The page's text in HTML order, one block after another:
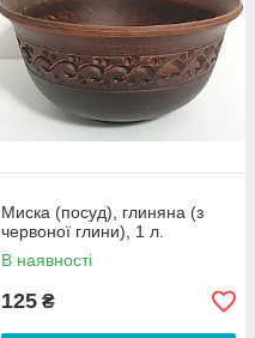
Миска (посуд), глиняна (з
червоної глини), 1 л.
В наявності
125 ₴